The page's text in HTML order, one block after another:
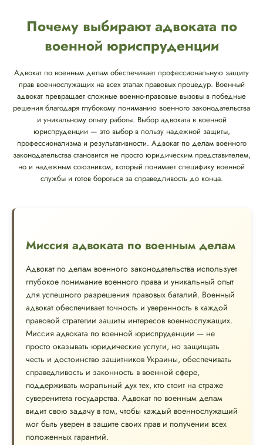
Почему выбирают адвоката по
военной юриспруденции
Адвокат по военным делам обеспечивает профессиональную защиту
прав военнослужащих на всех этапах правовых процедур. Военный
адвокат превращает сложные военно-правовые вызовы в победные
решения благодаря глубокому пониманию военного законодательства
и уникальному опыту работы. Выбор адвоката в военной
юриспруденции — это выбор в пользу надежной защиты,
профессионализма и результативности. Адвокат по делам военного
законодательства становится не просто юридическим представителем,
но и надежным союзником, который понимает специфику военной
службы и готов бороться за справедливость до конца.
Миссия адвоката по военным делам
Адвокат по делам военного законодательства использует
глубокое понимание военного права и уникальный опыт
для успешного разрешения правовых баталий. Военный
адвокат обеспечивает точность и уверенность в каждой
правовой стратегии защиты интересов военнослужащих.
Миссия адвоката по военной юриспруденции — не
просто оказывать юридические услуги, но защищать
честь и достоинство защитников Украины, обеспечивать
справедливость и законность в военной сфере,
поддерживать моральный дух тех, кто стоит на страже
суверенитета государства. Адвокат по военным делам
видит свою задачу в том, чтобы каждый военнослужащий
мог быть уверен в защите своих прав и получении всех
положенных гарантий.